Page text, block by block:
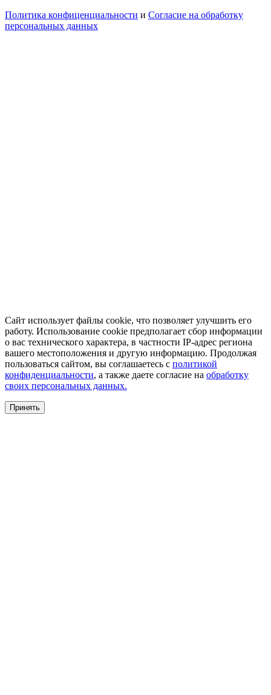
Политика конфиценциальности и Согласие на обработку
персональных данных
Сайт использует файлы cookie, что позволяет улучшить его
работу. Использование cookie предполагает сбор информации
о вас технического характера, в частности IP-адрес региона
вашего местоположения и другую информацию. Продолжая
пользоваться сайтом, вы соглашаетесь с политикой
конфиденциальности, а также даете согласие на обработку
своих персональных данных.
Принять